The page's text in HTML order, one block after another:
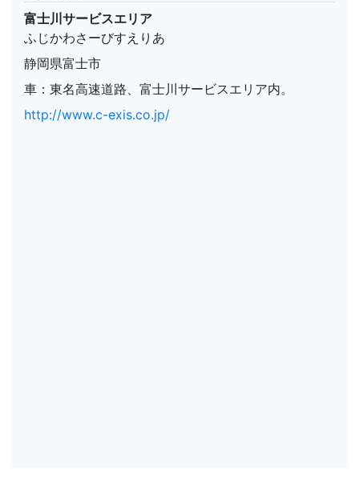
富士川サービスエリア
ふじかわさーびすえりあ
静岡県富士市
車：東名高速道路、富士川サービスエリア内。
http://www.c-exis.co.jp/